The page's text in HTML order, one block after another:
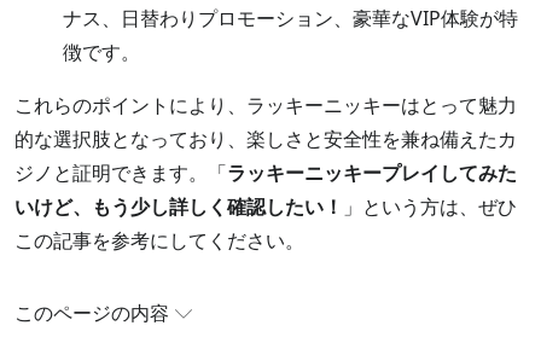
ナス、日替わりプロモーション、豪華なVIP体験が特
徴です。
これらのポイントにより、ラッキーニッキーはとって魅力
的な選択肢となっており、楽しさと安全性を兼ね備えたカ
ジノと証明できます。「ラッキーニッキープレイしてみた
いけど、もう少し詳しく確認したい！ 」という方は、ぜひ
この記事を参考にしてください。
このページの内容